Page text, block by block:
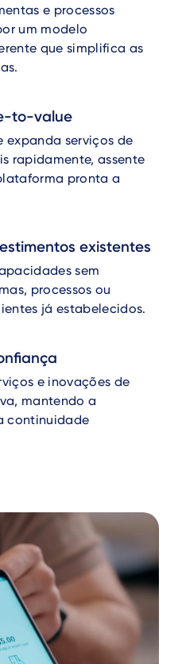
e processos
um modelo
que simplifica as
to-value
expanda serviços de
rapidamente, assente
pronta a
existentes
sem
processos ou
já estabelecidos.
e inovações de
mantendo a
continuidade